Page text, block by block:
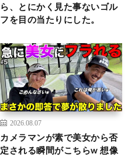
ら、とにかく見た事ないゴル
フを目の当たりにした。
2026.08.07
カメラマンが素で美女から否
定される瞬間がこちらw 想像